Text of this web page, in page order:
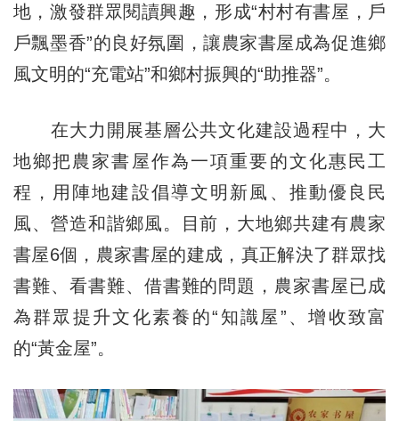
地，激發群眾閱讀興趣，形成“村村有書屋，戶
戶飄墨香”的良好氛圍，讓農家書屋成為促進鄉
風文明的“充電站”和鄉村振興的“助推器”。
在大力開展基層公共文化建設過程中，大
地鄉把農家書屋作為一項重要的文化惠民工
程，用陣地建設倡導文明新風、推動優良民
風、營造和諧鄉風。目前，大地鄉共建有農家
書屋6個，農家書屋的建成，真正解決了群眾找
書難、看書難、借書難的問題，農家書屋已成
為群眾提升文化素養的“知識屋”、增收致富
的“黃金屋”。